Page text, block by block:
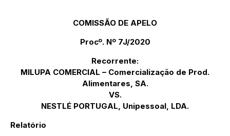
COMISSÃO DE APELO
Procº. Nº 7J/2020
Recorrente:
MILUPA COMERCIAL – Comercialização de Prod.
Alimentares, SA.
VS.
NESTLÉ PORTUGAL, Unipessoal, LDA.
Relatório